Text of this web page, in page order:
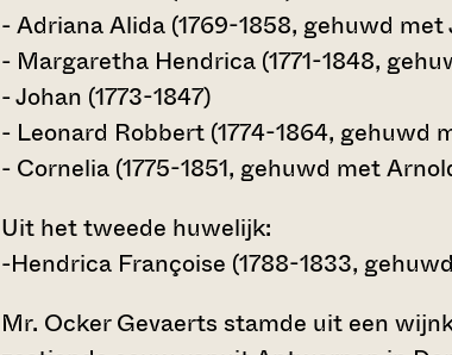
- Adriana Alida (1769-1858, gehuwd met
- Margaretha Hendrica (1771-1848,
- Johan (1773-1847)
- Leonard Robbert (1774-1864, gehuwd
- Cornelia (1775-1851, gehuwd met
Uit het tweede huwelijk:
-Hendrica Françoise (1788-1833,
Mr. Ocker Gevaerts stamde uit een